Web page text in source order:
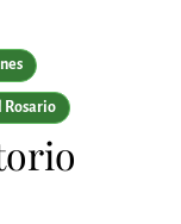
Rosario